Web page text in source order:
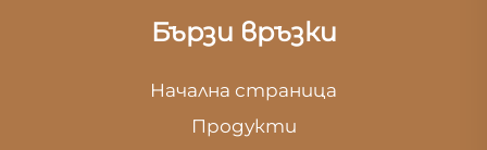
Бързи връзки
Начална страница
Продукти